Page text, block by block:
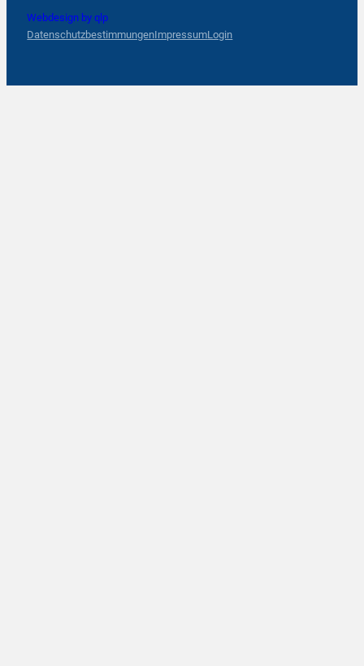
Webdesign by qlp
DatenschutzbestimmungenImpressumLogin